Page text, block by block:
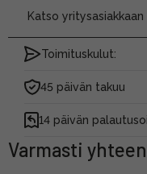
Katso
Toimituskulut:
45 päivän takuu
14 päivän
Varmasti